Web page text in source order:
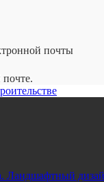
почты
Ландшафтный